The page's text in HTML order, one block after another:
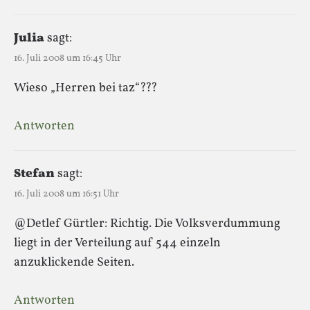
Juliasagt:
16. Juli 2008 um 16:45 Uhr
Wieso „Herren bei taz“???
Antworten
Stefansagt:
16. Juli 2008 um 16:51 Uhr
@Detlef Gürtler: Richtig. Die Volksverdummung
liegt in der Verteilung auf 544 einzeln
anzuklickende Seiten.
Antworten